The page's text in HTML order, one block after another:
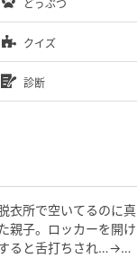
どうぶつ
クイズ
診断
衣所で空いてるのに真
親子。ロッカーを開け
ると舌打ちされ…→直